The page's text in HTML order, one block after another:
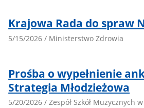
Krajowa Rada do spraw
5/15/2026 / Ministerstwo Zdrowia
Prośba o wypełnienie
Strategia Młodzieżowa
5/20/2026 / Zespół Szkół